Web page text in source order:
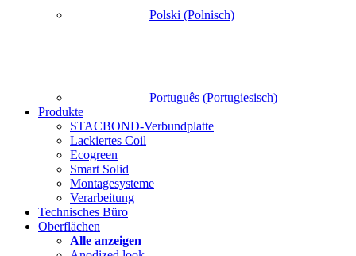
Polski (Polnisch)
Português (Portugiesisch)
Produkte
STACBOND-Verbundplatte
Lackiertes Coil
Ecogreen
Smart Solid
Montagesysteme
Verarbeitung
Technisches Büro
Oberflächen
Alle anzeigen